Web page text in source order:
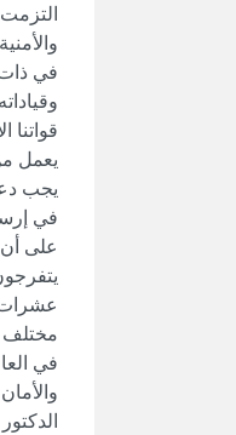
في ذات
قواتنا
يعمل
يجب
في
على أن
عشرات
مختلف
في